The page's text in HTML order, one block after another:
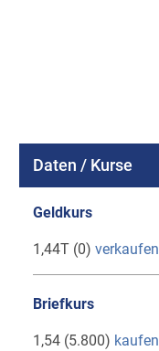
Daten / Kurse
Geldkurs
1,44T (0) verkaufen
Briefkurs
1,54 (5.800) kaufen